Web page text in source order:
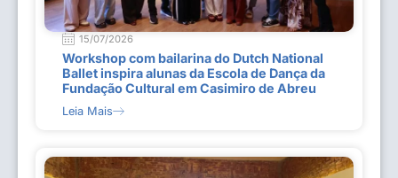
15/07/2026
Workshop com bailarina do Dutch National
Ballet inspira alunas da Escola de Dança da
Fundação Cultural em Casimiro de Abreu
Leia Mais